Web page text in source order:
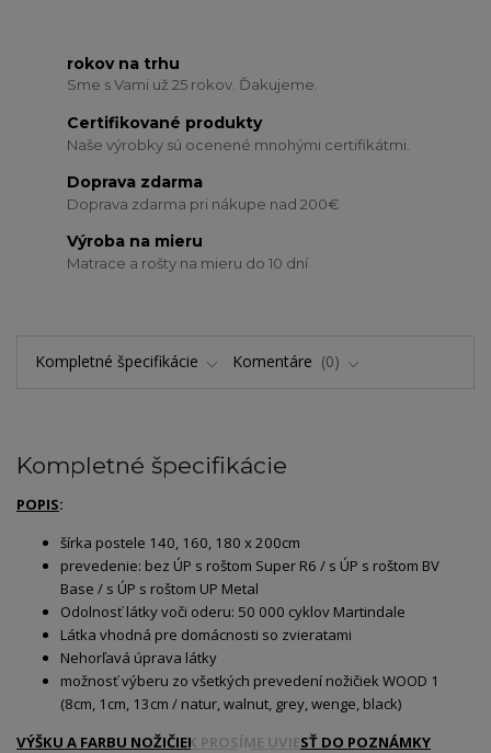
rokov na trhu
Sme s Vami už 25 rokov. Ďakujeme.
Certifikované produkty
Naše výrobky sú ocenené mnohými certifikátmi.
Doprava zdarma
Doprava zdarma pri nákupe nad 200€
Výroba na mieru
Matrace a rošty na mieru do 10 dní
Kompletné špecifikácie Komentáre 0
Kompletné špecifikácie
POPIS:
šírka postele 140, 160, 180 x 200cm
prevedenie: bez ÚP s roštom Super R6 / s ÚP s roštom BV
Base / s ÚP s roštom UP Metal
Odolnosť látky voči oderu: 50 000 cyklov Martindale
Látka vhodná pre domácnosti so zvieratami
Nehorľavá úprava látky
možnosť výberu zo všetkých prevedení nožičiek WOOD 1
(8cm, 1cm, 13cm / natur, walnut, grey, wenge, black)
VÝŠKU A FARBU NOŽIČIEK PROSÍME UVIESŤ DO POZNÁMKY